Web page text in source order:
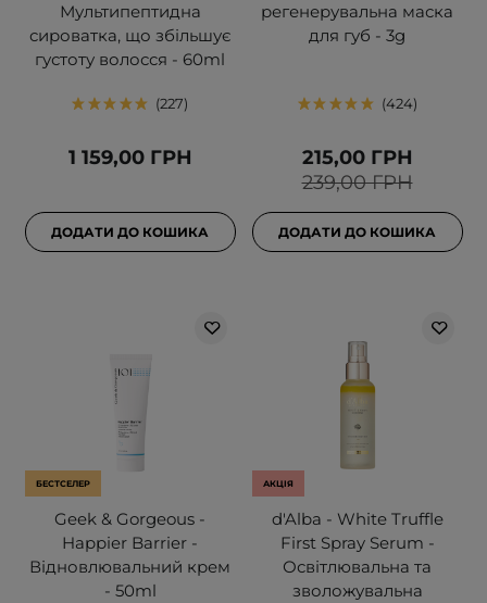
Мультипептидна
сироватка, що збільшує
густоту волосся - 60ml
227
1 159,00 ГРН
ДОДАТИ ДО КОШИКА
регенерувальна маска
для губ - 3g
424
239,00 ГРН
215,00 ГРН
ДОДАТИ ДО КОШИКА
БЕСТСЕЛЕР
Geek & Gorgeous -
Happier Barrier -
Відновлювальний крем
- 50ml
АКЦІЯ
d'Alba - White Truffle
First Spray Serum -
Освітлювальна та
зволожувальна